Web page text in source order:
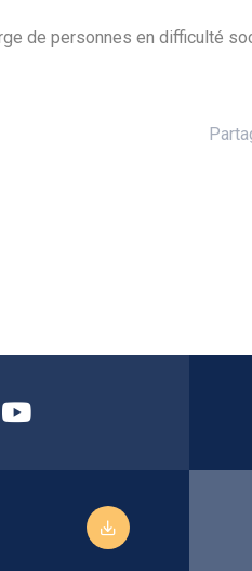
de personnes en difficulté